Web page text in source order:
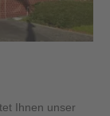
Ihnen unser